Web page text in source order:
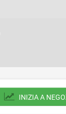
INIZIA A